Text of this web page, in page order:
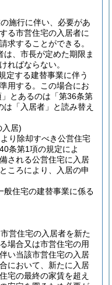
施行に伴い、必要があ
る市営住宅の入居者に
求することができる。
、市長が定めた期限ま
ればならない。
定する建替事業に伴う
用する。
この場合にお
とあるのは「第36条第
「入居者」と読み替え
入居)
り除却すべき公営住宅
条第1項の規定によ
される公営住宅に入居
ころにより、入居の申
般住宅の建替事業に係る
営住宅の入居者を新た
場合又は市営住宅の用
い当該市営住宅の入居
において、新たに入居
宅の最終の家賃を超え